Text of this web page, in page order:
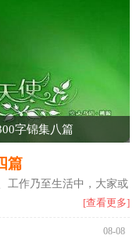
字锦集八篇
篇
工作乃至生活中，大家或
[查看更多]
08-08